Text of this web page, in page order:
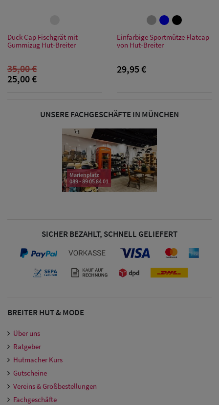
Damen
Damen UV-
Bandana Caps
Sonnenschilder
Snapback Caps
Damen Caps
Großgrößen
Duck Cap Fischgrät mit
Gummizug Hut-Breiter
35,00 €
25,00 €
Einfarbige Sportmütze Flatcap
von Hut-Breiter
29,95 €
UNSERE FACHGESCHÄFTE IN MÜNCHEN
Marienplatz
089 - 89 05 84 01
SICHER BEZAHLT, SCHNELL GELIEFERT
BREITER HUT & MODE
Über uns
Ratgeber
Hutmacher Kurs
Gutscheine
Vereins & Großbestellungen
Fachgeschäfte